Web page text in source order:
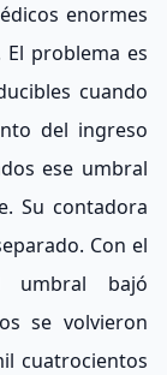
enormes
problema es
cuando
del ingreso
ese umbral
Su contadora
Con el
umbral bajó
se volvieron
cuatrocientos